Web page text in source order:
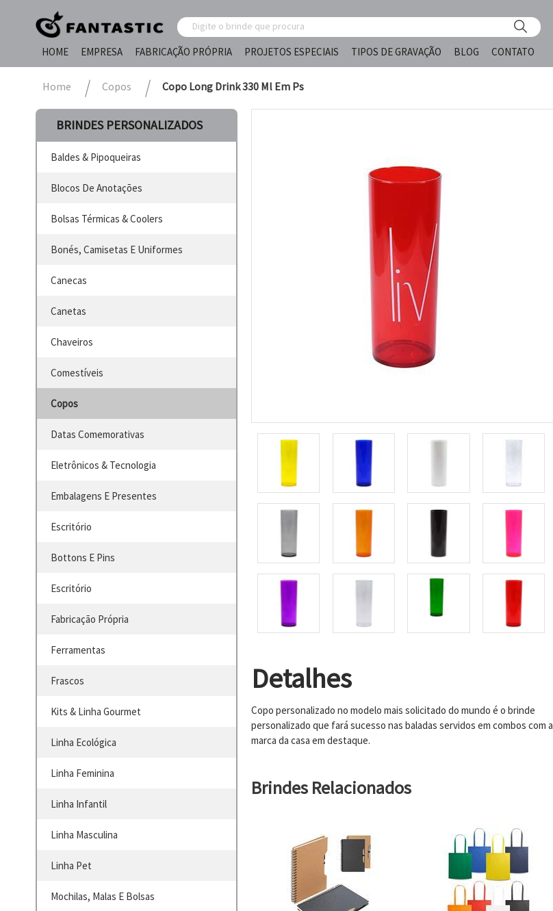
HOME
EMPRESA FABRICAÇÃO PRÓPRIA PROJETOS ESPECIAIS TIPOS DE GRAVAÇÃO BLOG CONTATO
Home Copos Copo Long Drink 330 Ml Em Ps
BRINDES PERSONALIZADOS
Baldes & Pipoqueiras
Blocos De Anotações
Bolsas Térmicas & Coolers
Bonés, Camisetas E Uniformes
Canecas
Canetas
Chaveiros
Comestíveis
Copos
Datas Comemorativas
Eletrônicos & Tecnologia
Embalagens E Presentes
Escritório
Bottons E Pins
Escritório
Fabricação Própria
Ferramentas
Frascos
Kits & Linha Gourmet
Linha Ecológica
Linha Feminina
Linha Infantil
Linha Masculina
Linha Pet
Mochilas, Malas E Bolsas
Detalhes
Copo personalizado no modelo mais solicitado do mundo é o brinde
personalizado que fará sucesso nas baladas servidos em combos com a
marca da casa em destaque.
Brindes Relacionados